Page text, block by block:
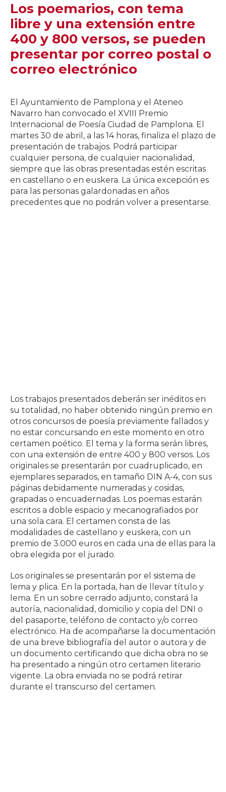
Los poemarios, con tema
libre y una extensión entre
400 y 800 versos, se pueden
presentar por correo postal o
correo electrónico
El Ayuntamiento de Pamplona y el Ateneo
Navarro han convocado el XVIII Premio
Internacional de Poesía Ciudad de Pamplona. El
martes 30 de abril, a las 14 horas, finaliza el plazo de
presentación de trabajos. Podrá participar
cualquier persona, de cualquier nacionalidad,
siempre que las obras presentadas estén escritas
en castellano o en euskera. La única excepción es
para las personas galardonadas en años
precedentes que no podrán volver a presentarse.
Los trabajos presentados deberán ser inéditos en
su totalidad, no haber obtenido ningún premio en
otros concursos de poesía previamente fallados y
no estar concursando en este momento en otro
certamen poético. El tema y la forma serán libres,
con una extensión de entre 400 y 800 versos. Los
originales se presentarán por cuadruplicado, en
ejemplares separados, en tamaño DIN A-4, con sus
páginas debidamente numeradas y cosidas,
grapadas o encuadernadas. Los poemas estarán
escritos a doble espacio y mecanografiados por
una sola cara. El certamen consta de las
modalidades de castellano y euskera, con un
premio de 3.000 euros en cada una de ellas para la
obra elegida por el jurado.
Los originales se presentarán por el sistema de
lema y plica. En la portada, han de llevar título y
lema. En un sobre cerrado adjunto, constará la
autoría, nacionalidad, domicilio y copia del DNI o
del pasaporte, teléfono de contacto y/o correo
electrónico. Ha de acompañarse la documentación
de una breve bibliografía del autor o autora y de
un documento certificando que dicha obra no se
ha presentado a ningún otro certamen literario
vigente. La obra enviada no se podrá retirar
durante el transcurso del certamen.